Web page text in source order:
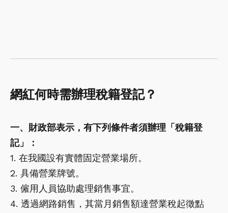
網紅何時需辦理稅籍登記？
一、財政部表示，有下列條件者須辦理「稅籍登
記」：
1. 在我國設有實體固定營業場所。
2. 具備營業牌號。
3. 僱用人員協助處理銷售事宜。
4. 透過網路銷售，其當月銷售額達營業稅起徵點